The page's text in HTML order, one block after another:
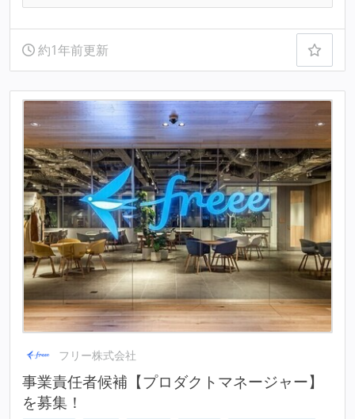
約1年前更新
フリー株式会社
事業責任者候補【プロダクトマネージャー】
を募集！